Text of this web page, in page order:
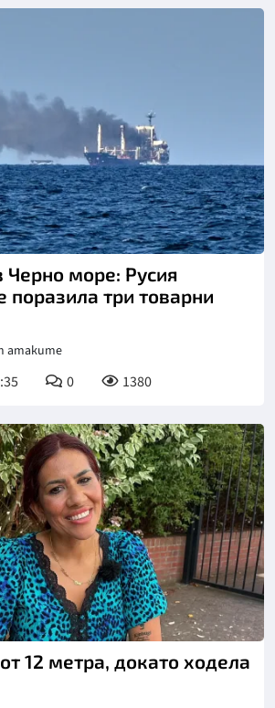
Черно море: Русия
поразила три товарни
атаките
0 1380
12 метра, докато ходела